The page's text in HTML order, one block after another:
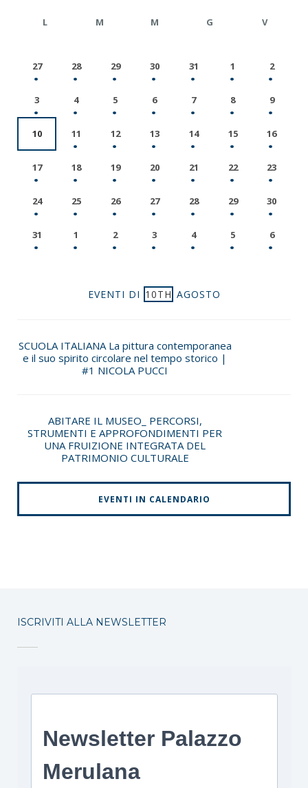
L M M G V
27 28 29 30 31 1 2
3 4 5 6 7 8 9
10 11 12 13 14 15 16
17 18 19 20 21 22 23
24 25 26 27 28 29 30
31 1 2 3 4 5 6
EVENTI DI 10TH AGOSTO
SCUOLA ITALIANA La pittura contemporanea
e il suo spirito circolare nel tempo storico |
#1 NICOLA PUCCI
ABITARE IL MUSEO_ PERCORSI,
STRUMENTI E APPROFONDIMENTI PER
UNA FRUIZIONE INTEGRATA DEL
PATRIMONIO CULTURALE
EVENTI IN CALENDARIO
ISCRIVITI ALLA NEWSLETTER